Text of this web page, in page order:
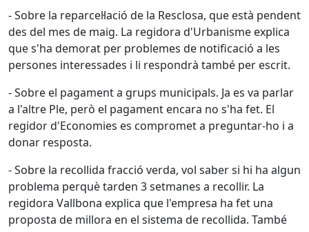
- Sobre la reparcel·lació de la Resclosa, que està pendent
des del mes de maig. La regidora d'Urbanisme explica
que s'ha demorat per problemes de notificació a les
persones interessades i li respondrà també per escrit.
- Sobre el pagament a grups municipals. Ja es va parlar
a l'altre Ple, però el pagament encara no s'ha fet. El
regidor d'Economies es compromet a preguntar-ho i a
donar resposta.
- Sobre la recollida fracció verda, vol saber si hi ha algun
problema perquè tarden 3 setmanes a recollir. La
regidora Vallbona explica que l'empresa ha fet una
proposta de millora en el sistema de recollida. També